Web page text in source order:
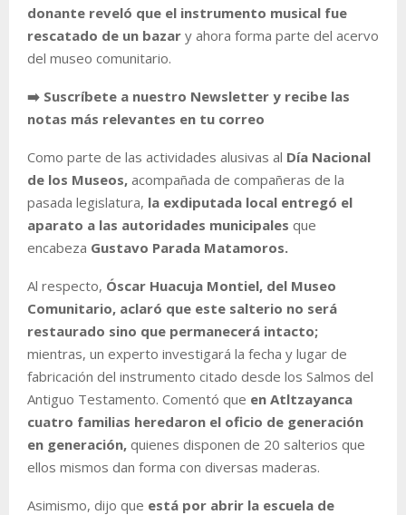
donante reveló que el instrumento musical fue
rescatado de un bazar y ahora forma parte del acervo
del museo comunitario.
➡️ Suscríbete a nuestro Newsletter y recibe las
notas más relevantes en tu correo
Como parte de las actividades alusivas al Día Nacional
de los Museos, acompañada de compañeras de la
pasada legislatura, la exdiputada local entregó el
aparato a las autoridades municipales que
encabeza Gustavo Parada Matamoros.
Al respecto, Óscar Huacuja Montiel, del Museo
Comunitario, aclaró que este salterio no será
restaurado sino que permanecerá intacto;
mientras, un experto investigará la fecha y lugar de
fabricación del instrumento citado desde los Salmos del
Antiguo Testamento. Comentó que en Atltzayanca
cuatro familias heredaron el oficio de generación
en generación, quienes disponen de 20 salterios que
ellos mismos dan forma con diversas maderas.
Asimismo, dijo que está por abrir la escuela de